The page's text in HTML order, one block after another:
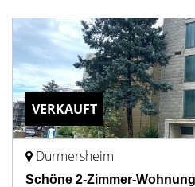
VERKAUFT
Durmersheim
Schöne 2-Zimmer-